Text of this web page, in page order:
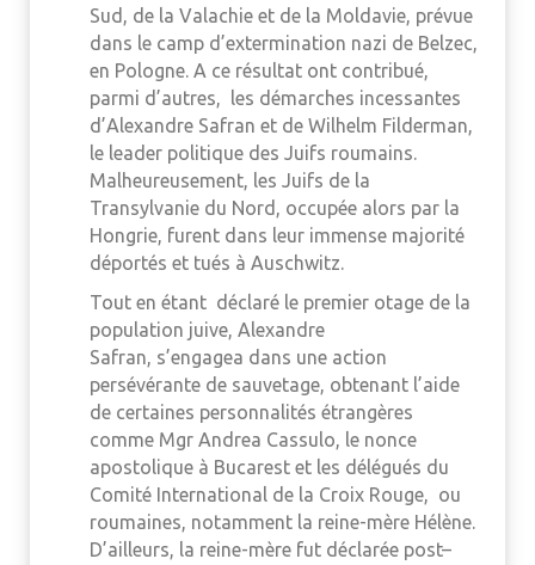
Sud, de la Valachie et de la Moldavie, prévue
dans le camp d’extermination nazi de Belzec,
en Pologne. A ce résultat ont contribué,
parmi d’autres, les démarches incessantes
d’Alexandre Safran et de Wilhelm Filderman,
le leader politique des Juifs roumains.
Malheureusement, les Juifs de la
Transylvanie du Nord, occupée alors par la
Hongrie, furent dans leur immense majorité
déportés et tués à Auschwitz.
Tout en étant déclaré le premier otage de la
population juive, Alexandre
Safran, s’engagea dans une action
persévérante de sauvetage, obtenant l’aide
de certaines personnalités étrangères
comme Mgr Andrea Cassulo, le nonce
apostolique à Bucarest et les délégués du
Comité International de la Croix Rouge, ou
roumaines, notamment la reine-mère Hélène.
D’ailleurs, la reine-mère fut déclarée post–